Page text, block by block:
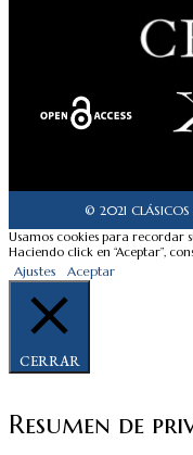
© 2021 CLÁSICOS
Usamos cookies para recordar
Haciendo click en “Aceptar”,
Ajustes Aceptar
CERRAR
Resumen de